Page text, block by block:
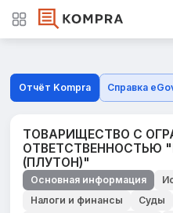
Отчёт Kompra Справка
ТОВАРИЩЕСТВО С
ОТВЕТСТВЕННОСТЬЮ
(ПЛУТОН)"
Основная информация
Налоги и финансы
Суды